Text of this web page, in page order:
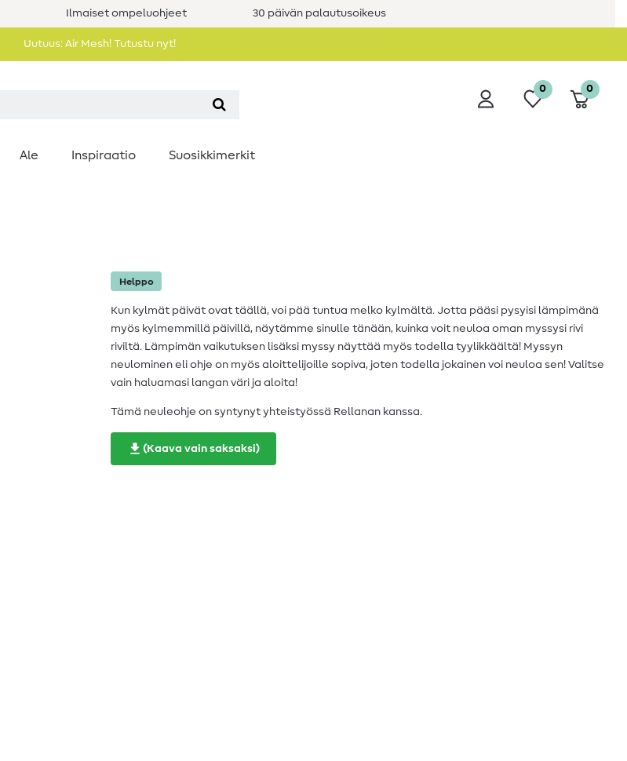
Ilmaiset ompeluohjeet 30 päivän palautusoikeus
Uutuus: Air Mesh! Tutustu nyt!
0 0
Ale Inspiraatio Suosikkimerkit
Helppo
Kun kylmät päivät ovat täällä, voi pää tuntua melko kylmältä. Jotta pääsi pysyisi lämpimänä
myös kylmemmillä päivillä, näytämme sinulle tänään, kuinka voit neuloa oman myssysi rivi
riviltä. Lämpimän vaikutuksen lisäksi myssy näyttää myös todella tyylikkäältä! Myssyn
neulominen eli ohje on myös aloittelijoille sopiva, joten todella jokainen voi neuloa sen! Valitse
vain haluamasi langan väri ja aloita!
Tämä neuleohje on syntynyt yhteistyössä Rellanan kanssa.
(Kaava vain saksaksi)